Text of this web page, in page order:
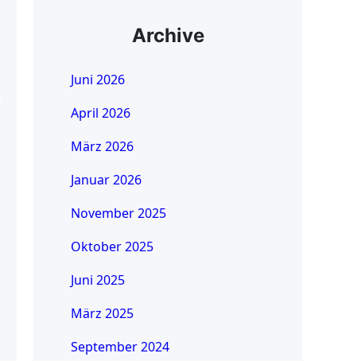
Archive
Juni 2026
April 2026
März 2026
Januar 2026
November 2025
Oktober 2025
Juni 2025
März 2025
September 2024